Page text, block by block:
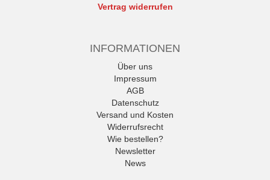
Vertrag widerrufen
INFORMATIONEN
Über uns
Impressum
AGB
Datenschutz
Versand und Kosten
Widerrufsrecht
Wie bestellen?
Newsletter
News